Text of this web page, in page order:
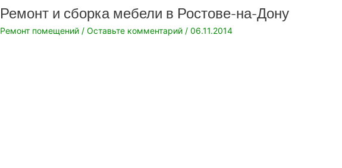
Ремонт и сборка мебели в Ростове-на-Дону
Ремонт помещений / Оставьте комментарий / 06.11.2014